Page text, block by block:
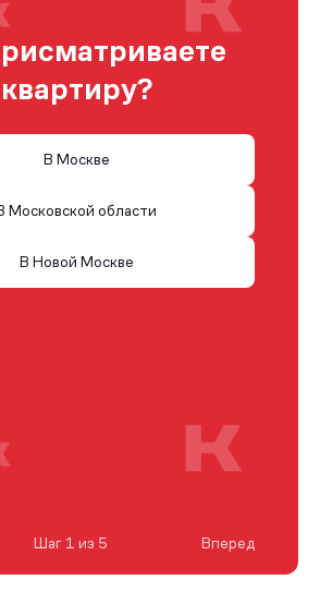
квартиру?
В Москве
Московской области
В Новой Москве
Шаг 1 из 5 Вперед